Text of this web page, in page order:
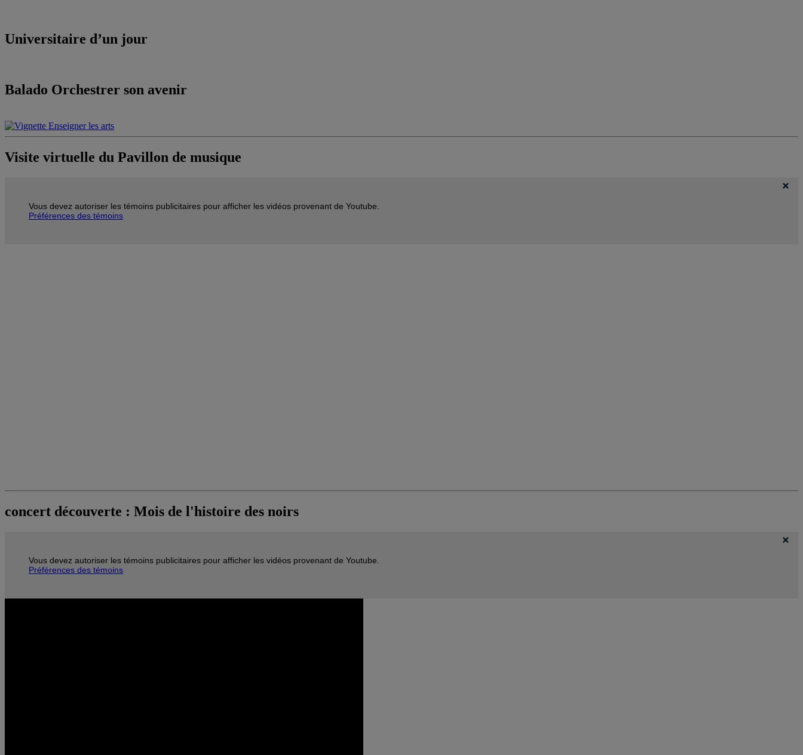
Universitaire d’un jour
Balado Orchestrer son avenir
Visite virtuelle du Pavillon de musique
Vous devez autoriser les témoins publicitaires pour afficher les vidéos provenant de Youtube.
Préférences des témoins
concert découverte : Mois de l'histoire des noirs
Vous devez autoriser les témoins publicitaires pour afficher les vidéos provenant de Youtube.
Préférences des témoins